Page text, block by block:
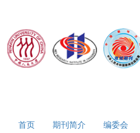
首页 期刊简介 编委会